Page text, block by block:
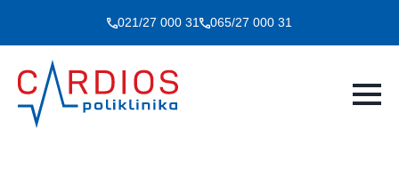
021/27 000 31 065/27 000 31